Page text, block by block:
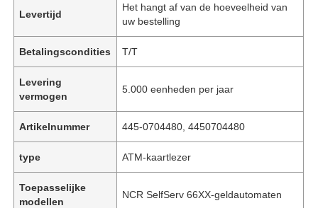
Levertijd
Het hangt af van de hoeveelheid van
uw bestelling
Betalingscondities T/T
Levering
vermogen
5.000 eenheden per jaar
Artikelnummer 445-0704480, 4450704480
type ATM-kaartlezer
Toepasselijke
modellen
NCR SelfServ 66XX-geldautomaten